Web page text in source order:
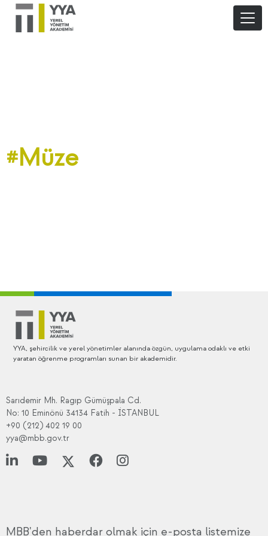
#Müze
YYA, şehircilik ve yerel yönetimler alanında özgün, uygulama odaklı ve etki
yaratan öğrenme programları sunan bir akademidir.
Sarıdemir Mh. Ragıp Gümüşpala Cd.
No: 10 Eminönü 34134 Fatih - İSTANBUL
+90 (212) 402 19 00
yya@mbb.gov.tr
MBB'den haberdar olmak için e-posta listemize